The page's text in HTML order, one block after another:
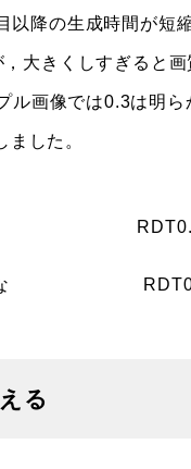
降の生成時間が短
大きくしすぎると
画像では0.3は明
した。
る